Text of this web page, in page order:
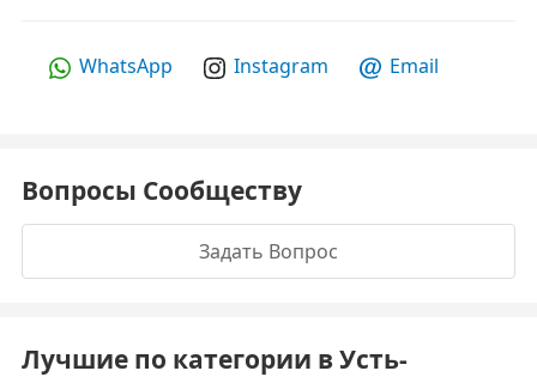
WhatsApp Instagram Email
Вопросы Сообществу
Задать Вопрос
Лучшие по категории в Усть-